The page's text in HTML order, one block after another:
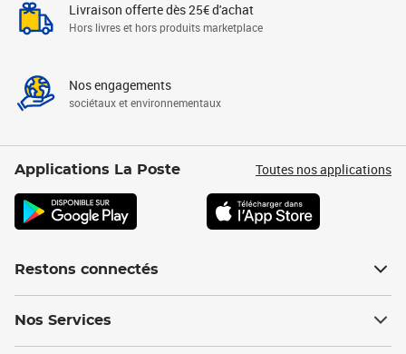
Livraison offerte dès 25€ d'achat
Hors livres et hors produits marketplace
Nos engagements
sociétaux et environnementaux
Applications La Poste Toutes nos applications
Restons connectés
Nos Services